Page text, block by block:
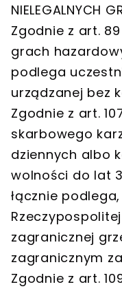
NIELEGALNYCH
Zgodnie z art.
grach
podlega
urządzanej bez
Zgodnie z art.
skarbowego
dziennych albo
wolności do lat
łącznie
zagranicznej
zagranicznym
Zgodnie z art.